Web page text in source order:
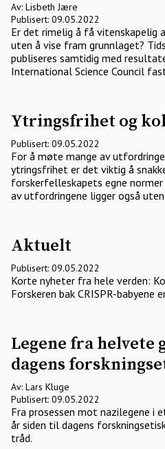
Av: Lisbeth Jære
Publisert: 09.05.2022
Er det rimelig å få vitenskapelig
uten å vise fram grunnlaget?
publiseres samtidig med
International Science Council
Ytringsfrihet og
Publisert: 09.05.2022
For å møte mange av
ytringsfrihet er det viktig å
forskerfelleskapets egne
av utfordringene ligger også
Aktuelt
Publisert: 09.05.2022
Korte nyheter fra hele verden:
Forskeren bak CRISPR-babyene
Legene fra helvete
dagens
Av: Lars Kluge
Publisert: 09.05.2022
Fra prosessen mot nazilegene i
år siden til dagens
tråd.